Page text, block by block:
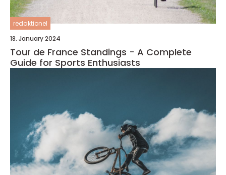
redaktionel
18. January 2024
Tour de France Standings - A Complete
Guide for Sports Enthusiasts